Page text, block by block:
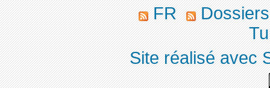
FR
Site réalisé avec